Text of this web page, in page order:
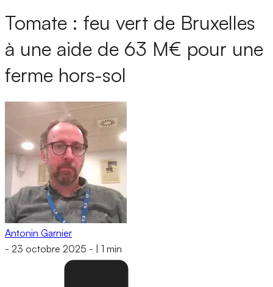
Tomate : feu vert de Bruxelles
à une aide de 63 M€ pour une
ferme hors-sol
Antonin Garnier
- 23 octobre 2025 - 1 min